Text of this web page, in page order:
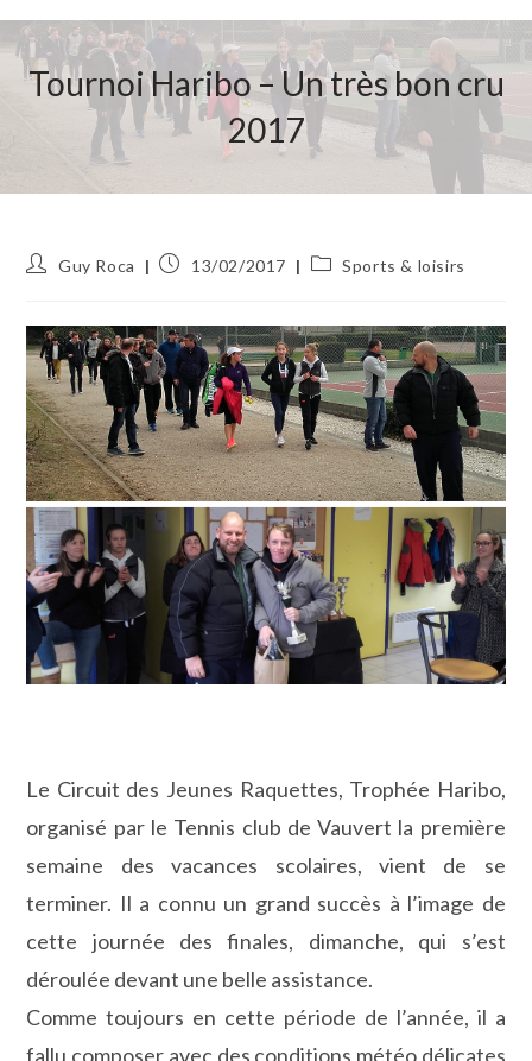
Tournoi Haribo – Un très bon cru
2017
Auteur/autrice
publication :
Guy Roca
Publication
13/02/2017
PostSports & loisirs
Le Circuit des Jeunes Raquettes, Trophée Haribo,
organisé par le Tennis club de Vauvert la première
semaine des vacances scolaires, vient de se
terminer. Il a connu un grand succès à l’image de
cette journée des finales, dimanche, qui s’est
déroulée devant une belle assistance.
Comme toujours en cette période de l’année, il a
fallu composer avec des conditions météo délicates